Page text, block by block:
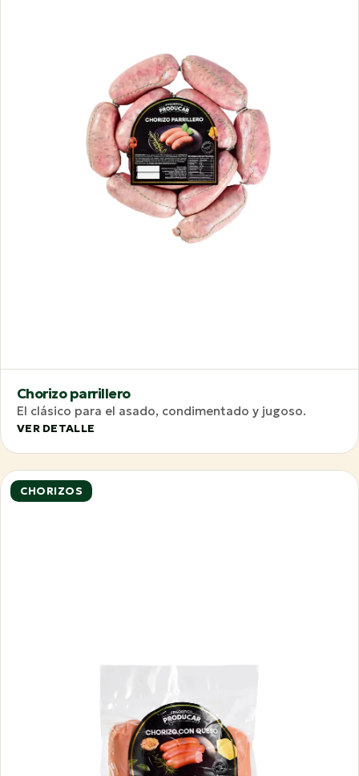
Chorizo parrillero
El clásico para el asado, condimentado y jugoso.
VER DETALLE
CHORIZOS